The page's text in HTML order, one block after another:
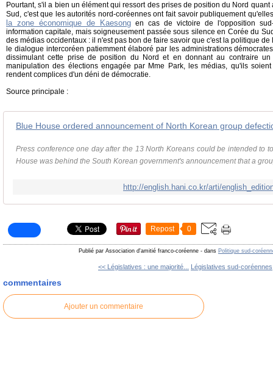
Pourtant, s'il a bien un élément qui ressort des prises de position du Nord
Sud, c'est que les autorités nord-coréennes ont fait savoir publiquement
la zone économique de Kaesong en cas de victoire de l'opposition
information capitale, mais soigneusement passée sous silence en Corée du
des médias occidentaux : il n'est pas bon de faire savoir que c'est la politique
le dialogue intercoréen patiemment élaboré par les administrations
dissimulant cette prise de position du Nord et en donnant au contraire
manipulation des élections engagée par Mme Park, les médias, qu'ils
rendent complices d'un déni de démocratie.
Source principale :
Blue House ordered announcement of North Korean group
Press conference one day after the 13 North Koreans could be intended to
House was behind the South Korean government's announcement that a
http://english.hani.co.kr/arti/
Repost 0
Publié par Association d'amitié franco-coréenne - dans Politique sud-
<< Législatives : une majorité... Législatives sud-
commentaires
Ajouter un commentaire